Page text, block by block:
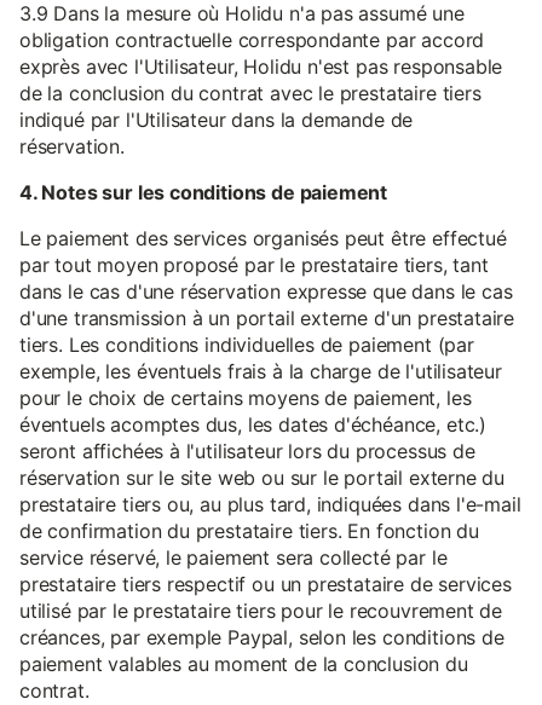
3.9 Dans la mesure où Holidu n'a pas assumé une
obligation contractuelle correspondante par accord
exprès avec l'Utilisateur, Holidu n'est pas responsable
de la conclusion du contrat avec le prestataire tiers
indiqué par l'Utilisateur dans la demande de
réservation.
4. Notes sur les conditions de paiement
Le paiement des services organisés peut être effectué
par tout moyen proposé par le prestataire tiers, tant
dans le cas d'une réservation expresse que dans le cas
d'une transmission à un portail externe d'un prestataire
tiers. Les conditions individuelles de paiement (par
exemple, les éventuels frais à la charge de l'utilisateur
pour le choix de certains moyens de paiement, les
éventuels acomptes dus, les dates d'échéance, etc.)
seront affichées à l'utilisateur lors du processus de
réservation sur le site web ou sur le portail externe du
prestataire tiers ou, au plus tard, indiquées dans l'e-mail
de confirmation du prestataire tiers. En fonction du
service réservé, le paiement sera collecté par le
prestataire tiers respectif ou un prestataire de services
utilisé par le prestataire tiers pour le recouvrement de
créances, par exemple Paypal, selon les conditions de
paiement valables au moment de la conclusion du
contrat.